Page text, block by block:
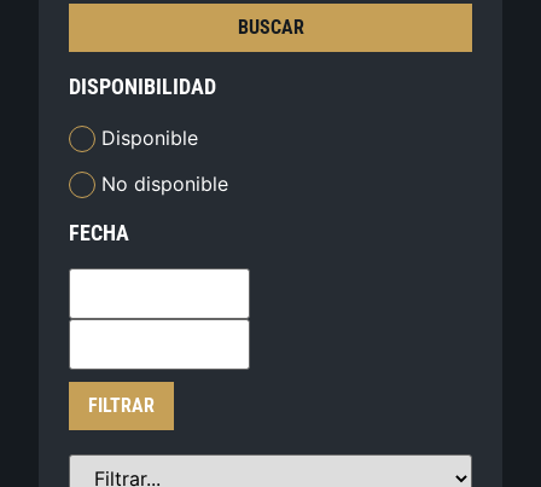
BUSCAR
DISPONIBILIDAD
Disponible
No disponible
FECHA
FILTRAR